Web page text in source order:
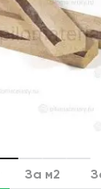
За м2